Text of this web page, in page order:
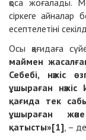
қоса жоғалады.
сіркеге
есептелетіні
Осы қағидаға
маймен
Себебі, нәжіс
ұшыраған
қағида тек
ұшыраған
қатысты»[1], –